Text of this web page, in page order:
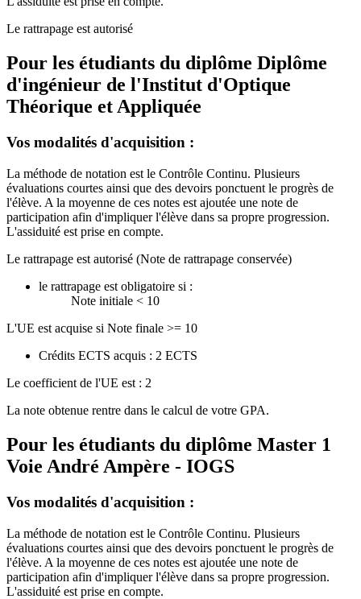
Le rattrapage est autorisé
Pour les étudiants du diplôme Diplôme
d'ingénieur de l'Institut d'Optique
Théorique et Appliquée
Vos modalités d'acquisition :
La méthode de notation est le Contrôle Continu. Plusieurs
évaluations courtes ainsi que des devoirs ponctuent le progrès de
l'élève. A la moyenne de ces notes est ajoutée une note de
participation afin d'impliquer l'élève dans sa propre progression.
L'assiduité est prise en compte.
Le rattrapage est autorisé (Note de rattrapage conservée)
le rattrapage est obligatoire si :
Note initiale < 10
L'UE est acquise si Note finale >= 10
Crédits ECTS acquis : 2 ECTS
Le coefficient de l'UE est : 2
La note obtenue rentre dans le calcul de votre GPA.
Pour les étudiants du diplôme Master 1
Voie André Ampère - IOGS
Vos modalités d'acquisition :
La méthode de notation est le Contrôle Continu. Plusieurs
évaluations courtes ainsi que des devoirs ponctuent le progrès de
l'élève. A la moyenne de ces notes est ajoutée une note de
participation afin d'impliquer l'élève dans sa propre progression.
L'assiduité est prise en compte.